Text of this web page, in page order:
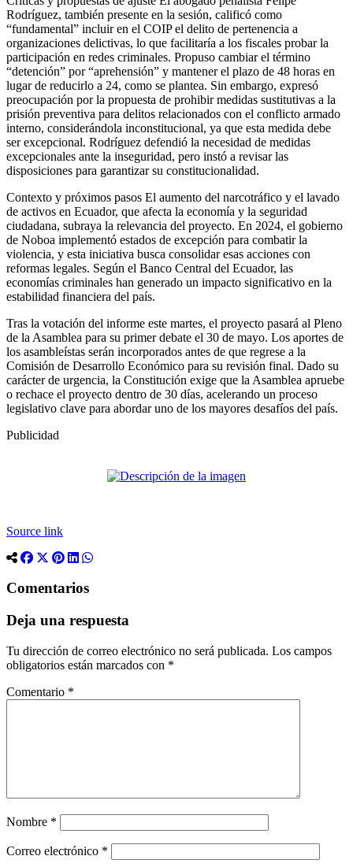
Rodríguez, también presente en la sesión, calificó como
“fundamental” incluir en el COIP el delito de pertenencia a
organizaciones delictivas, lo que facilitaría a los fiscales probar la
participación en redes criminales. Propuso cambiar el término
“detención” por “aprehensión” y mantener el plazo de 48 horas en
lugar de reducirlo a 24, como se plantea. Sin embargo, expresó
preocupación por la propuesta de prohibir medidas sustitutivas a la
prisión preventiva para delitos relacionados con el conflicto armado
interno, considerándola inconstitucional, ya que esta medida debe
ser excepcional. Rodríguez defendió la necesidad de medidas
excepcionales ante la inseguridad, pero instó a revisar las
disposiciones para garantizar su constitucionalidad.
Contexto y próximos pasos El aumento del narcotráfico y el lavado
de activos en Ecuador, que afecta la economía y la seguridad
ciudadana, subraya la relevancia del proyecto. En 2024, el gobierno
de Noboa implementó estados de excepción para combatir la
violencia, y esta iniciativa busca consolidar esas acciones con
reformas legales. Según el Banco Central del Ecuador, las
economías criminales han generado un impacto significativo en la
estabilidad financiera del país.
Tras la votación del informe este martes, el proyecto pasará al Pleno
de la Asamblea para su primer debate el 30 de mayo. Los aportes de
los asambleístas serán incorporados antes de que regrese a la
Comisión de Desarrollo Económico para su revisión final. Dado su
carácter de urgencia, la Constitución exige que la Asamblea apruebe
o rechace el proyecto dentro de 30 días, acelerando un proceso
legislativo clave para abordar uno de los mayores desafíos del país.
Publicidad
Source link
Comentarios
Deja una respuesta
Tu dirección de correo electrónico no será publicada. Los campos
obligatorios están marcados con *
Comentario *
Nombre *
Correo electrónico *